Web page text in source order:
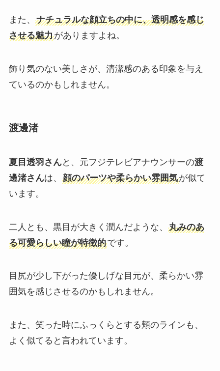
また、 ナチュラルな顔立ちの中に、透明感を感じ
させる魅力がありますよね。
飾り気のない美しさが、清潔感のある印象を与え
ているのかもしれません。
渡邊渚
夏目透羽さんと、元フジテレビアナウンサーの渡
邊渚さんは、 顔のパーツや柔らかい雰囲気が似て
います。
二人とも、黒目が大きく潤んだような、 丸みのあ
る可愛らしい瞳が特徴的です。
目尻が少し下がった優しげな目元が、柔らかい雰
囲気を感じさせるのかもしれません。
また、笑った時にふっくらとする頬のラインも、
よく似てると言われています。